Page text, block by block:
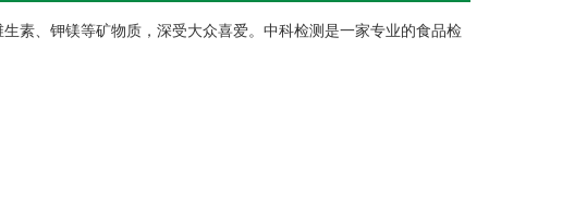
素、钾镁等矿物质，深受大众喜爱。中科检测是一家专业的食品检